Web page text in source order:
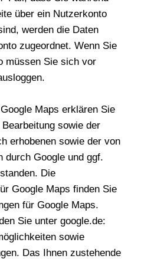
über ein Nutzerkonto
werden die Daten
zugeordnet. Wenn Sie
müssen Sie sich vor
Maps erklären Sie
sowie der
erhobenen sowie der von
durch Google und ggf.
Die
Google Maps finden Sie
für Google Maps.
Sie unter google.de:
sowie
Das Ihnen zustehende